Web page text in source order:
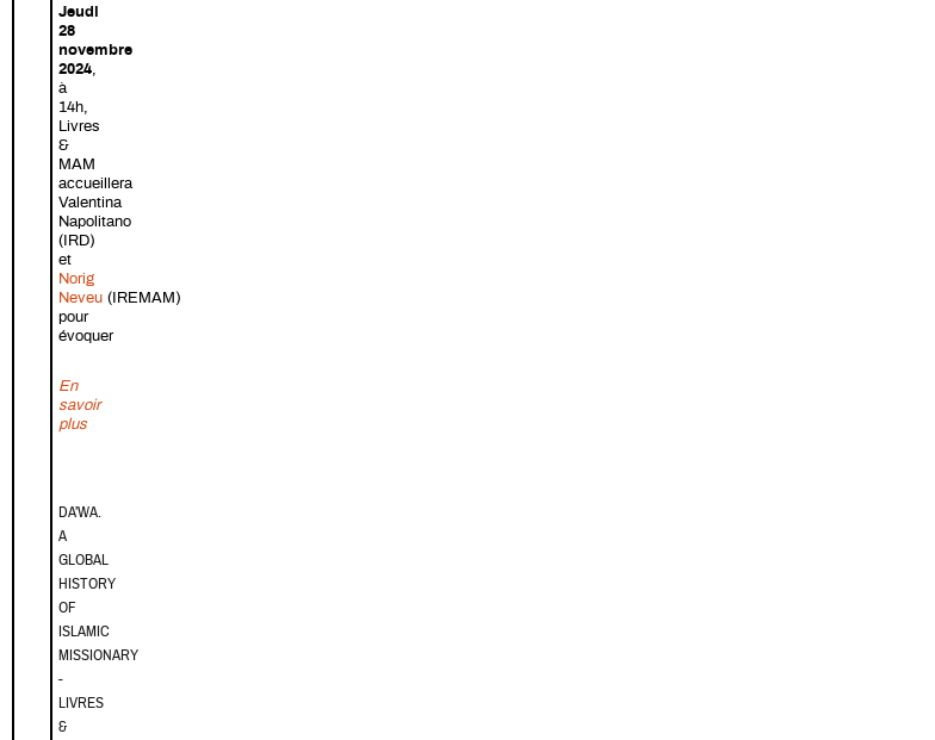
Jeudi
28
novembre
2024,
à
14h,
Livres
&
MAM
accueillera
Valentina
Napolitano
(IRD)
et
Norig
Neveu (IREMAM)
pour
évoquer
En
savoir
plussur Migrations in Jordan - Livres & MAM avec Valentina Napolitano et Norig Neveu
DA’WA.
A
GLOBAL
HISTORY
OF
ISLAMIC
MISSIONARY
-
LIVRES
&